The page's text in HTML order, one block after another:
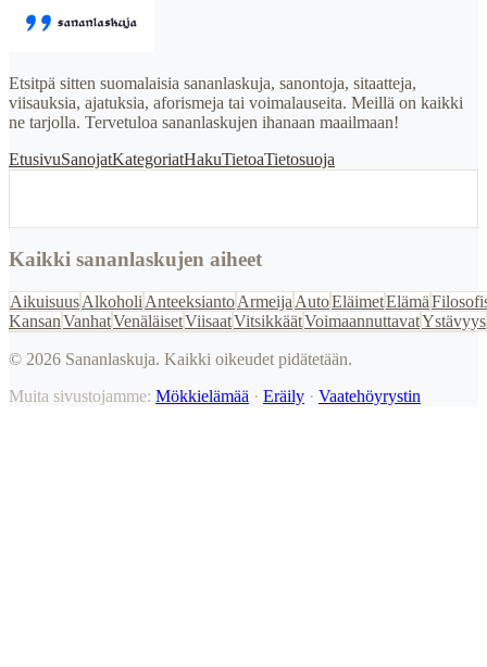
Etsitpä sitten suomalaisia sananlaskuja, sanontoja, sitaatteja,
viisauksia, ajatuksia, aforismeja tai voimalauseita. Meillä on kaikki
ne tarjolla. Tervetuloa sananlaskujen ihanaan maailmaan!
EtusivuSanojatKategoriatHakuTietoaTietosuoja
Kaikki sananlaskujen aiheet
AikuisuusAlkoholi AnteeksiantoArmeija AutoEläimetElämä
KansanVanhatVenäläisetViisaatVitsikkäätVoimaannuttavatYstävyys
© 2026 Sananlaskuja. Kaikki oikeudet pidätetään.
Muita sivustojamme: Mökkielämää · Eräily · Vaatehöyrystin